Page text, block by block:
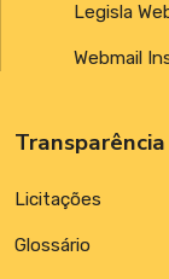
Legisla
Webmail
Transparência
Licitações
Glossário